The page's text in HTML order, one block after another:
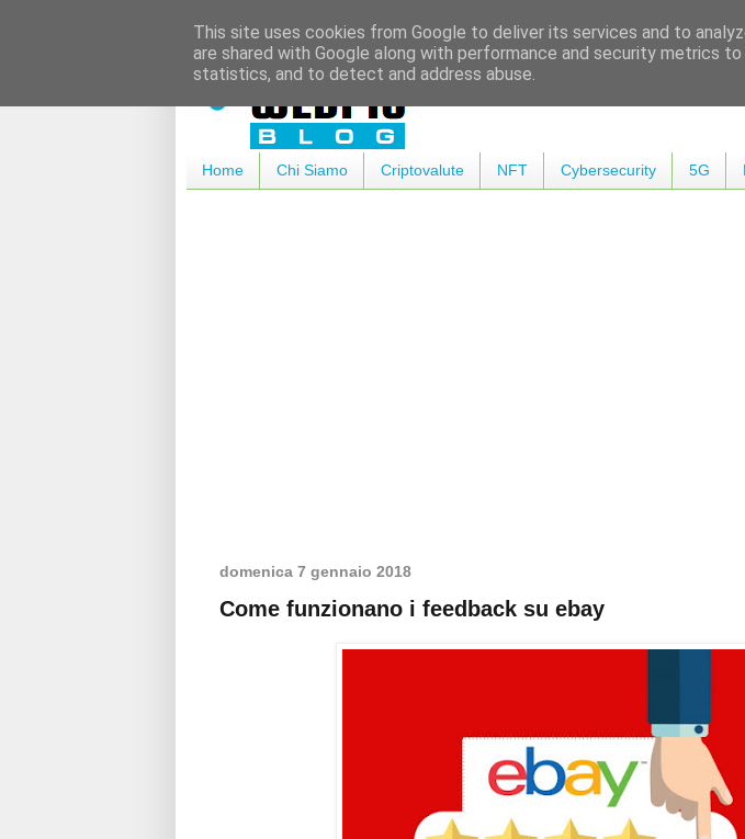
Home Chi Siamo Criptovalute NFT Cybersecurity 5G
domenica 7 gennaio 2018
Come funzionano i feedback su ebay
This site uses cookies from Google to deliver its services and to
are shared with Google along with performance and security metrics
statistics, and to detect and address abuse.